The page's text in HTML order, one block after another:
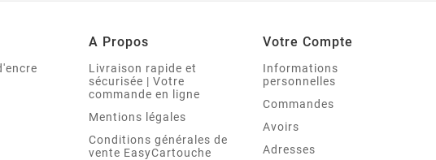
A Propos
Livraison rapide et
sécurisée | Votre
commande en ligne
Mentions légales
Conditions générales de
vente EasyCartouche
Votre Compte
Informations
personnelles
Commandes
Avoirs
Adresses